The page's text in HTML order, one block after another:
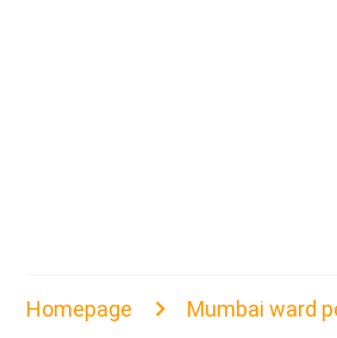
Homepage Mumbai ward